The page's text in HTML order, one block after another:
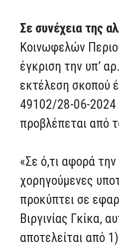
Σε συνέχεια της
Κοινωφελών
έγκριση την υπ’
εκτέλεση σκοπού
49102/28-06-2024
προβλέπεται από
«Σε ό,τι αφορά την
χορηγούμενες
προκύπτει σε
Βιργινίας Γκίκα,
αποτελείται από